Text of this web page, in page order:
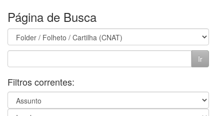
Página de Busca
Filtros correntes: